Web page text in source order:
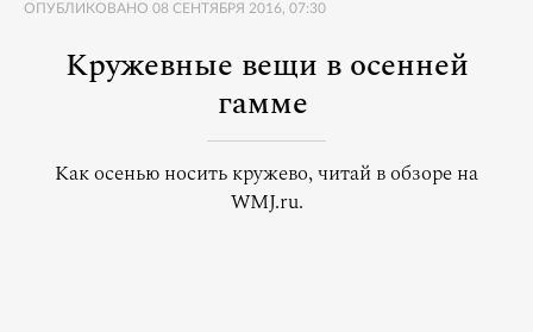
ОПУБЛИКОВАНО 08 СЕНТЯБРЯ 2016, 07:30
Кружевные вещи в осенней
гамме
Как осенью носить кружево, читай в обзоре на
WMJ.ru.